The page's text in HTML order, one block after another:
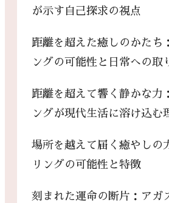
が示す自己探求の視点
距離を超えた癒しのかたち
ングの可能性と日常への取
距離を超えて響く静かな力
ングが現代生活に溶け込む
場所を越えて届く癒やしの
リングの可能性と特徴
刻まれた運命の断片：アガ